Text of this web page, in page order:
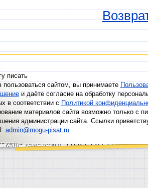
писать
пользоваться сайтом, вы принимаете
и даёте согласие на обработку
в соответствии сПолитикой
материалов сайта возможно только с
администрации сайта. Ссылки
admin@mogu-pisat.ru